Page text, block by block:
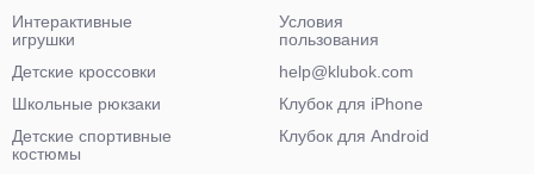
Интерактивные
игрушки
Детские кроссовки
Школьные рюкзаки
Детские спортивные
костюмы
Условия
пользования
help@klubok.com
Клубок для iPhone
Клубок для Android